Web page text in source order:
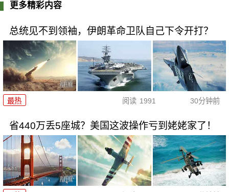
更多精彩内容
总统见不到领袖，伊朗革命卫队自己下令开打？
最热 阅读 1991 30分钟前
省440万丢5座城？美国这波操作亏到姥姥家了！